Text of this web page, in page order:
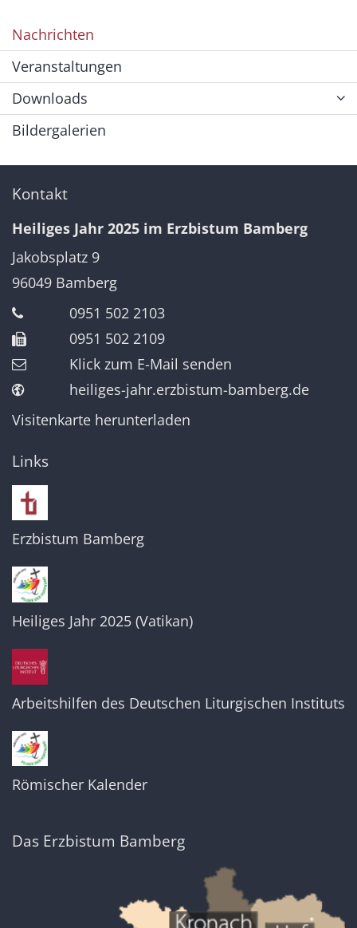
Nachrichten
Veranstaltungen
Downloads
Bildergalerien
Kontakt
Heiliges Jahr 2025 im Erzbistum Bamberg
Jakobsplatz 9
96049 Bamberg
0951 502 2103
0951 502 2109
Klick zum E-Mail senden
heiliges-jahr.erzbistum-bamberg.de
Visitenkarte herunterladen
Links
Erzbistum Bamberg
Heiliges Jahr 2025 (Vatikan)
Arbeitshilfen des Deutschen Liturgischen Instituts
Römischer Kalender
Das Erzbistum Bamberg